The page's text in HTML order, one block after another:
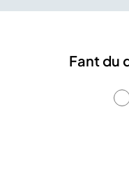
Fant du